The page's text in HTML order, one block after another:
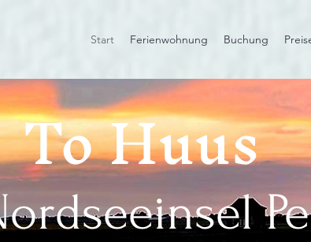
Start Ferienwohnung Buchung
To Huus